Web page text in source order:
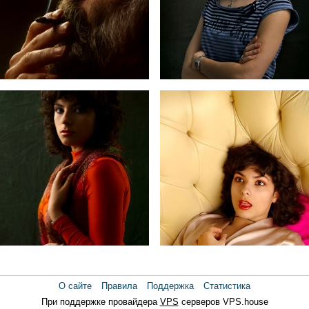
6 5
О сайте Правила Поддержка
Статистика
При поддержке провайдера VPS серверов VPS.house